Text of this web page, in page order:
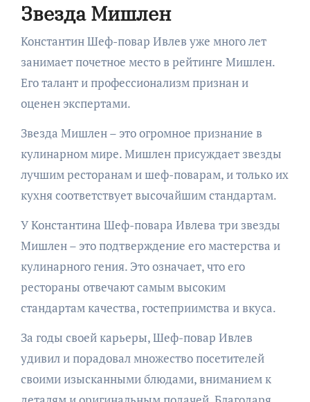
Звезда Мишлен
Константин Шеф-повар Ивлев уже много лет
занимает почетное место в рейтинге Мишлен.
Его талант и профессионализм признан и
оценен экспертами.
Звезда Мишлен – это огромное признание в
кулинарном мире. Мишлен присуждает звезды
лучшим ресторанам и шеф-поварам, и только их
кухня соответствует высочайшим стандартам.
У Константина Шеф-повара Ивлева три звезды
Мишлен – это подтверждение его мастерства и
кулинарного гения. Это означает, что его
рестораны отвечают самым высоким
стандартам качества, гостеприимства и вкуса.
За годы своей карьеры, Шеф-повар Ивлев
удивил и порадовал множество посетителей
своими изысканными блюдами, вниманием к